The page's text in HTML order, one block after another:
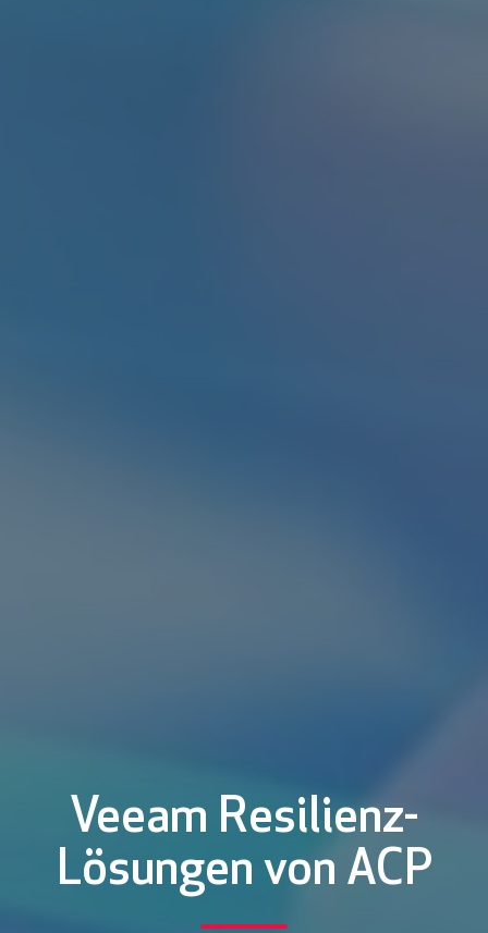
Veeam Resilienz-
Lösungen von ACP